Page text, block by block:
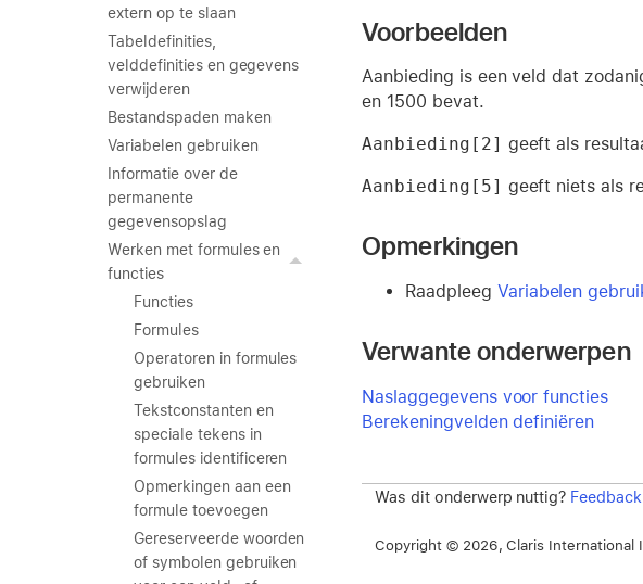
extern op te slaan
Tabeldefinities,
velddefinities en gegevens
verwijderen
Bestandspaden maken
Variabelen gebruiken
Informatie over de
permanente
gegevensopslag
Werken met formules en
functies
Functies
Formules
Operatoren in formules
gebruiken
Tekstconstanten en
speciale tekens in
formules identificeren
Opmerkingen aan een
formule toevoegen
Gereserveerde woorden
of symbolen gebruiken
Voorbeelden
Aanbieding is een veld dat
en 1500 bevat.
Aanbieding[2] geeft als
Aanbieding[5] geeft niets als
Opmerkingen
Raadpleeg Variabelen
Verwante onderwerpen
Naslaggegevens voor functies
Berekeningvelden definiëren
Was dit onderwerp nuttig?
Copyright © 2026, Claris International